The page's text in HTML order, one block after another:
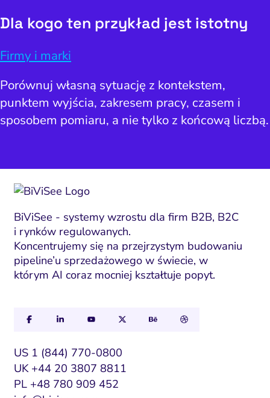
Dla kogo ten przykład jest istotny
Firmy i marki
Porównuj własną sytuację z kontekstem,
punktem wyjścia, zakresem pracy, czasem i
sposobem pomiaru, a nie tylko z końcową liczbą.
BiViSee - systemy wzrostu dla firm B2B, B2C
i rynków regulowanych.
Koncentrujemy się na przejrzystym budowaniu
pipeline’u sprzedażowego w świecie, w
którym AI coraz mocniej kształtuje popyt.
US 1 (844) 770-0800
UK +44 20 3807 8811
PL +48 780 909 452